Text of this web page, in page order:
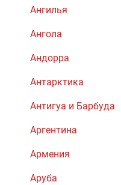
Ангилья
Ангола
Андорра
Антарктика
Антигуа и Барбуда
Аргентина
Армения
Аруба